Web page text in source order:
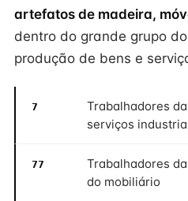
artefatos de madeira,
dentro do grande grupo
produção de bens e
7
Trabalhadores
serviços
77
Trabalhadores
do mobiliário